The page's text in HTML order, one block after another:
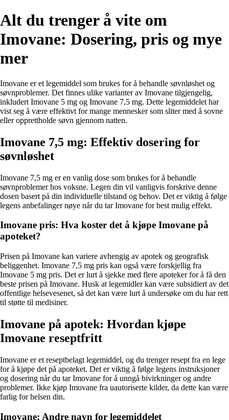
Alt du trenger å vite om
Imovane: Dosering, pris og mye
mer
Imovane er et legemiddel som brukes for å behandle søvnløshet og
søvnproblemer. Det finnes ulike varianter av Imovane tilgjengelig,
inkludert Imovane 5 mg og Imovane 7,5 mg. Dette legemiddelet har
vist seg å være effektivt for mange mennesker som sliter med å sovne
eller opprettholde søvn gjennom natten.
Imovane 7,5 mg: Effektiv dosering for
søvnløshet
Imovane 7,5 mg er en vanlig dose som brukes for å behandle
søvnproblemer hos voksne. Legen din vil vanligvis forskrive denne
dosen basert på din individuelle tilstand og behov. Det er viktig å følge
legens anbefalinger nøye når du tar Imovane for best mulig effekt.
Imovane pris: Hva koster det å kjøpe Imovane på
apoteket?
Prisen på Imovane kan variere avhengig av apotek og geografisk
beliggenhet. Imovane 7,5 mg pris kan også være forskjellig fra
Imovane 5 mg pris. Det er lurt å sjekke med flere apoteker for å få den
beste prisen på Imovane. Husk at legemidler kan være subsidiert av det
offentlige helsevesenet, så det kan være lurt å undersøke om du har rett
til støtte til medisiner.
Imovane på apotek: Hvordan kjøpe
Imovane reseptfritt
Imovane er et reseptbelagt legemiddel, og du trenger resept fra en lege
for å kjøpe det på apoteket. Det er viktig å følge legens instruksjoner
og dosering når du tar Imovane for å unngå bivirkninger og andre
problemer. Ikke kjøp Imovane fra uautoriserte kilder, da dette kan være
farlig for helsen din.
Imovane: Andre navn for legemiddelet